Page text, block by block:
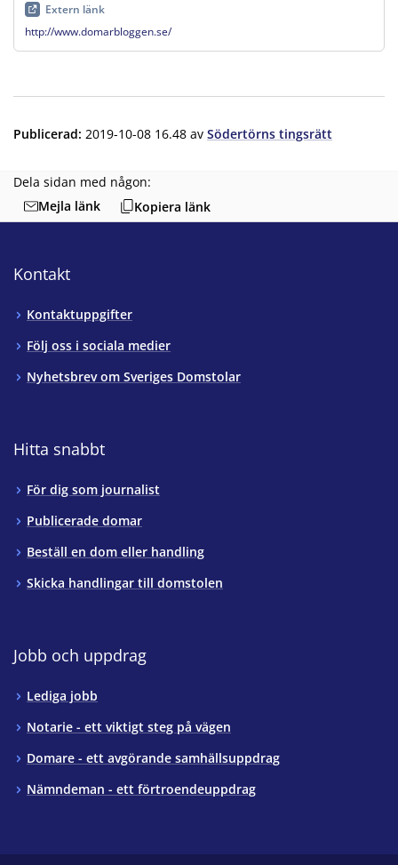
Extern länk
http://www.domarbloggen.se/
Publicerad: 2019-10-08 16.48 av Södertörns tingsrätt
Dela sidan med någon:
Mejla länk
Kopiera länk
Kontakt
Kontaktuppgifter
Följ oss i sociala medier
Nyhetsbrev om Sveriges Domstolar
Hitta snabbt
För dig som journalist
Publicerade domar
Beställ en dom eller handling
Skicka handlingar till domstolen
Jobb och uppdrag
Lediga jobb
Notarie - ett viktigt steg på vägen
Domare - ett avgörande samhällsuppdrag
Nämndeman - ett förtroendeuppdrag